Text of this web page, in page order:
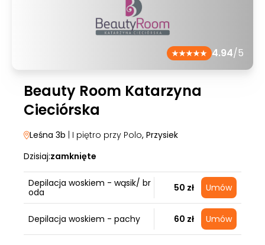
4.94/5
Beauty Room Katarzyna
Cieciórska
Leśna 3b | I piętro przy Polo, Przysiek
Dzisiaj:zamknięte
Depilacja woskiem - wąsik/ br
oda
50 zł Umów
Depilacja woskiem - pachy 60 zł Umów